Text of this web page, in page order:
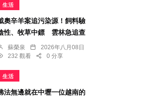
生活
奧辛羊案追污染源！飼料驗
性、牧草中鏢 雲林急追查
蘇榮泉
2026年八月08日
232 觀看
0 分享
生活
法無邊就在中壢一位越南的